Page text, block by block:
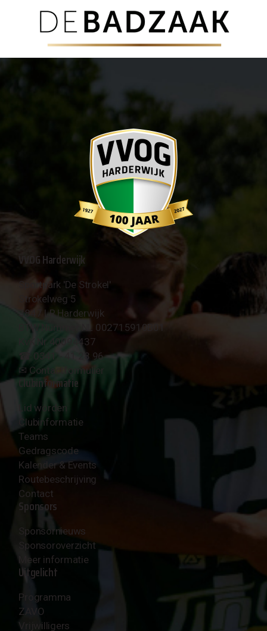
VVOG Harderwijk
Sportpark 'De Strokel'
Strokelweg 5
3847 LR Harderwijk
BTW Nummer NL 002715910B01
KvK Nr 40094437
☎︎ 0341 - 41 28 96
✉︎ Contactformulier
Clubinformatie
Lid worden
Clubinformatie
Teams
Gedragscode
Kalender & Events
Routebeschrijving
Contact
Sponsors
Sponsornieuws
Sponsoroverzicht
Meer informatie
Uitgelicht
Programma
ZAVO
Vrijwilligers